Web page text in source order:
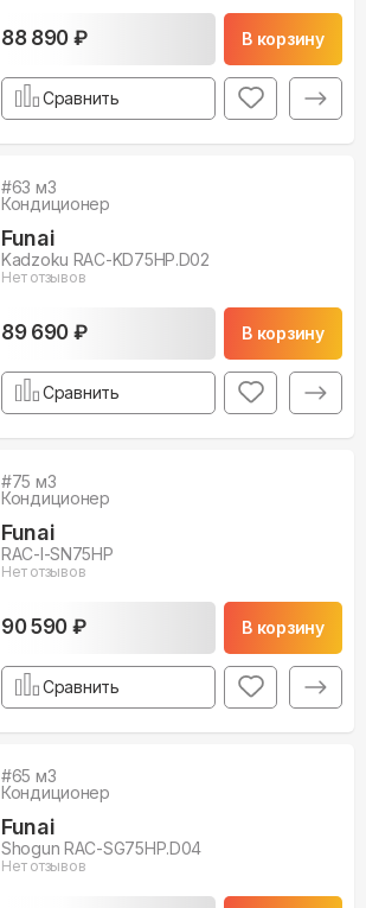
88 890 ₽ В корзину
Сравнить
#63 м3
Кондиционер
Funai
Kadzoku RAC-KD75HP.D02
Нет отзывов
89 690 ₽ В корзину
Сравнить
#75 м3
Кондиционер
Funai
RAC-I-SN75HP
Нет отзывов
90 590 ₽ В корзину
Сравнить
#65 м3
Кондиционер
Funai
Shogun RAC-SG75HP.D04
Нет отзывов